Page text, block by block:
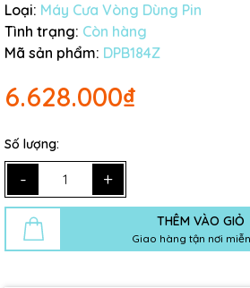
Loại: Máy Cưa Vòng Dùng Pin
Tình trạng: Còn hàng
Mã sản phẩm: DPB184Z
6.628.000₫
Số lượng:
- +
THÊM VÀO GIỎ
Giao hàng tận nơi